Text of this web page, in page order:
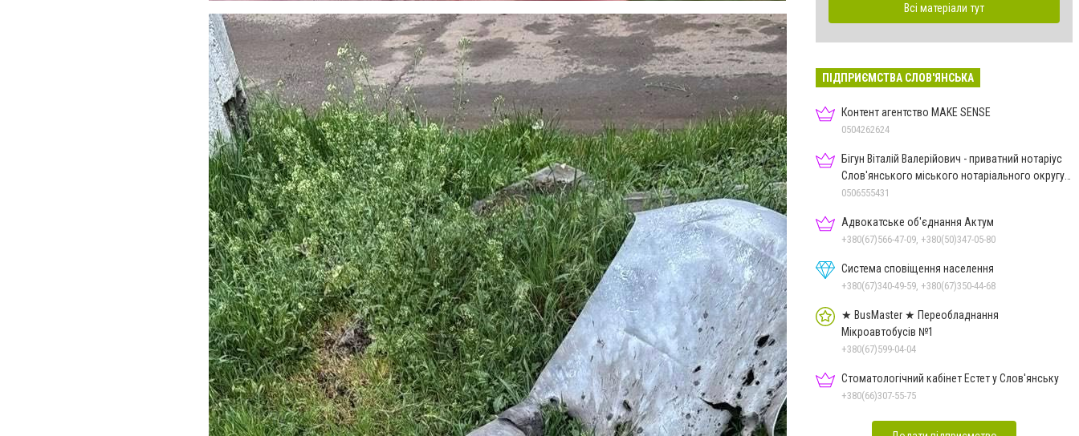
Всі матеріали тут
ПІДПРИЄМСТВА СЛОВ'ЯНСЬКА
Контент агентство MAKE SENSE
0504262624
Бігун Віталій Валерійович - приватний нотаріус
Слов'янського міського нотаріального округу
Дон.обл.
0506555431
Адвокатське об'єднання Актум
+380(67)566-47-09, +380(50)347-05-80
Система сповіщення населення
+380(67)340-49-59, +380(67)350-44-68
★ BusMaster ★ Переобладнання
Мікроавтобусів №1
+380(67)599-04-04
Стоматологічний кабінет Естет у Слов'янську
+380(66)307-55-75